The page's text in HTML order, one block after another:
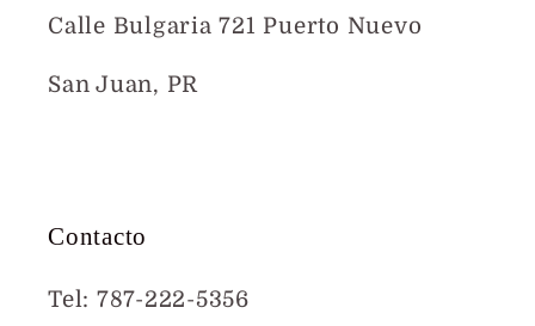
Calle Bulgaria 721 Puerto Nuevo
San Juan, PR
Contacto
Tel: 787-222-5356